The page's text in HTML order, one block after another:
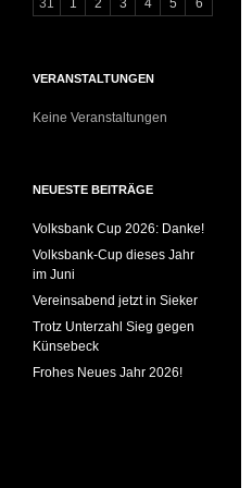
VERANSTALTUNGEN
Keine Veranstaltungen
NEUESTE BEITRÄGE
Volksbank Cup 2026: Danke!
Volksbank-Cup dieses Jahr
im Juni
Vereinsabend jetzt in Sieker
Trotz Unterzahl Sieg gegen
Künsebeck
Frohes Neues Jahr 2026!